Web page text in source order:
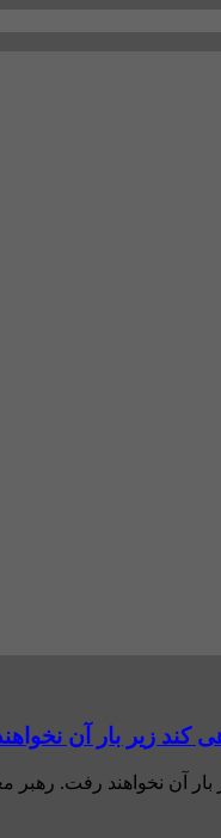
کند زیر بار آن
آن نخواهند رفت.